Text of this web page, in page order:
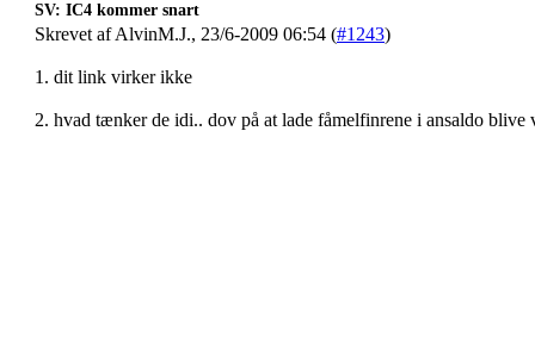
SV: IC4 kommer snart
Skrevet af AlvinM.J., 23/6-2009 06:54 (#1243)
1. dit link virker ikke
2. hvad tænker de idi.. dov på at lade fåmelfinrene i ansaldo blive